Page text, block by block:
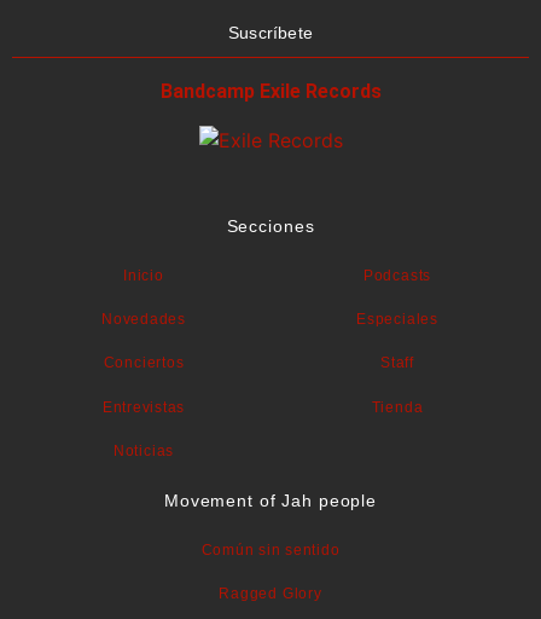
Suscríbete
Bandcamp Exile Records
Secciones
Inicio
Novedades
Conciertos
Entrevistas
Noticias
Podcasts
Especiales
Staff
Tienda
Movement of Jah people
Común sin sentido
Ragged Glory